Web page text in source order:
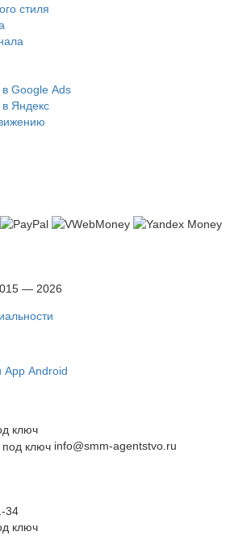
стиля
в Google Ads
в Яндекс
— 2026
App Android
ключ
info@smm-agentstvo.ru
34
ключ